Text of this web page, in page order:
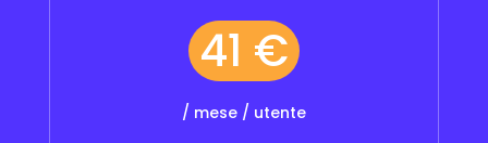
41 €
/ mese / utente